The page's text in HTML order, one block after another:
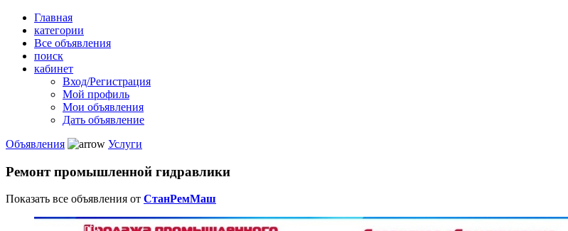
Главная
категории
Все объявления
поиск
кабинет
Вход/Регистрация
Мой профиль
Мои объявления
Дать объявление
Объявления
Услуги
Ремонт промышленной гидравлики
Показать все объявления от СтанРемМаш